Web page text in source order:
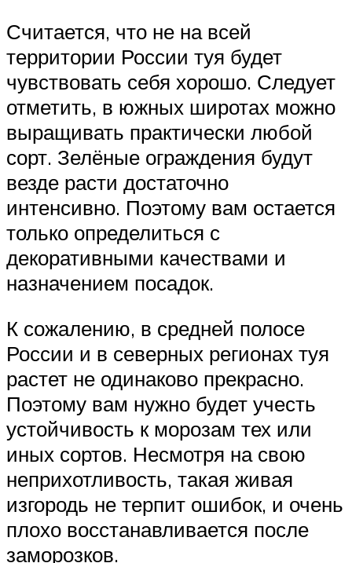
Считается, что не на всей
территории России туя будет
чувствовать себя хорошо. Следует
отметить, в южных широтах можно
выращивать практически любой
сорт. Зелёные ограждения будут
везде расти достаточно
интенсивно. Поэтому вам остается
только определиться с
декоративными качествами и
назначением посадок.
К сожалению, в средней полосе
России и в северных регионах туя
растет не одинаково прекрасно.
Поэтому вам нужно будет учесть
устойчивость к морозам тех или
иных сортов. Несмотря на свою
неприхотливость, такая живая
изгородь не терпит ошибок, и очень
плохо восстанавливается после
заморозков.